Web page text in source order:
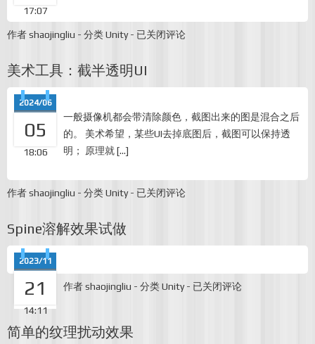
17:07
作者shaojingliu - 分类Unity - Unity
功
已关闭评论
美术工具：截半透明UI
2024/06
05
18:06
一般摄像机都会带清除颜色，截图出来的图是混合之后
的。 美术希望，某些UI去掉底图后，截图可以保持透
明； 原理就 […]
作者shaojingliu - 分类Unity - 美
明
UI
已关闭评论
Spine溶解效果试做
2023/11
21
14:11
作者shaojingliu - 分类Unity - Spine
已关闭评论
简单的纹理扰动效果